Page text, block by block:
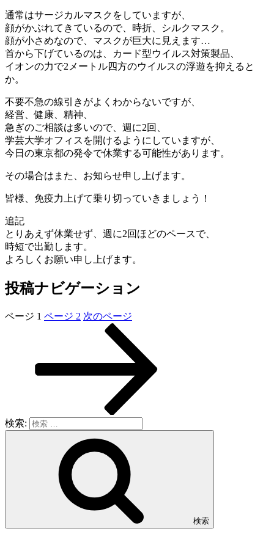
通常はサージカルマスクをしていますが、
顔がかぶれてきているので、時折、シルクマスク。
顔が小さめなので、マスクが巨大に見えます…
首から下げているのは、カード型ウイルス対策製品、
イオンの力で2メートル四方のウイルスの浮遊を抑えると
か。
不要不急の線引きがよくわからないですが、
経営、健康、精神、
急ぎのご相談は多いので、週に2回、
学芸大学オフィスを開けるようにしていますが、
今日の東京都の発令で休業する可能性があります。
その場合はまた、お知らせ申し上げます。
皆様、免疫力上げて乗り切っていきましょう！
追記
とりあえず休業せず、週に2回ほどのペースで、
時短で出勤します。
よろしくお願い申し上げます。
投稿ナビゲーション
ページ 1 ページ 2 次のページ
検索:
検索